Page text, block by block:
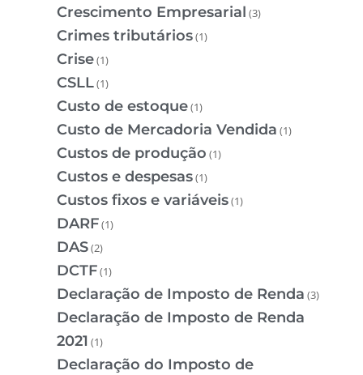
Crescimento Empresarial (3)
Crimes tributários(1)
Crise(1)
CSLL(1)
Custo de estoque(1)
Custo de Mercadoria Vendida (1)
Custos de produção (1)
Custos e despesas(1)
Custos fixos e variáveis(1)
DARF(1)
DAS(2)
DCTF(1)
Declaração de Imposto de Renda (3)
Declaração de Imposto de Renda
2021 (1)
Declaração do Imposto de